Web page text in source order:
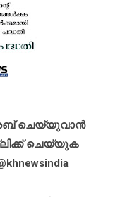
ചെയ്യുവാൻ
ചെയ്യുക